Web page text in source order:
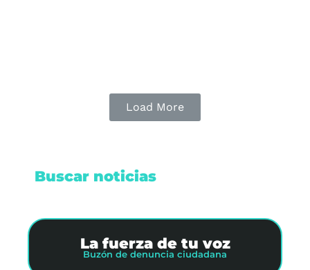
Load More
Buscar noticias
La fuerza de tu voz
Buzón de denuncia ciudadana